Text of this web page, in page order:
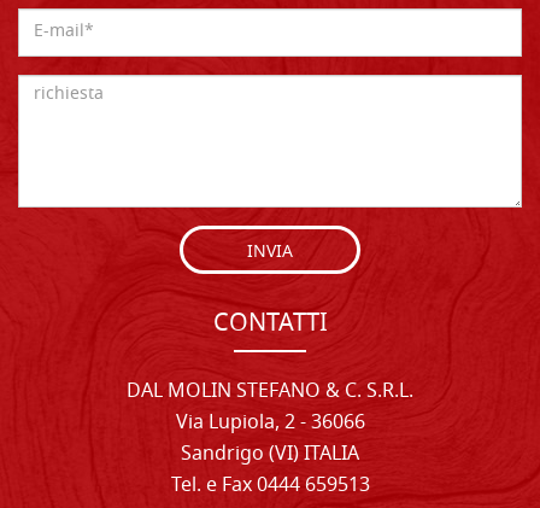
INVIA
CONTATTI
DAL MOLIN STEFANO & C. S.R.L.
Via Lupiola, 2 - 36066
Sandrigo (VI) ITALIA
Tel. e Fax 0444 659513